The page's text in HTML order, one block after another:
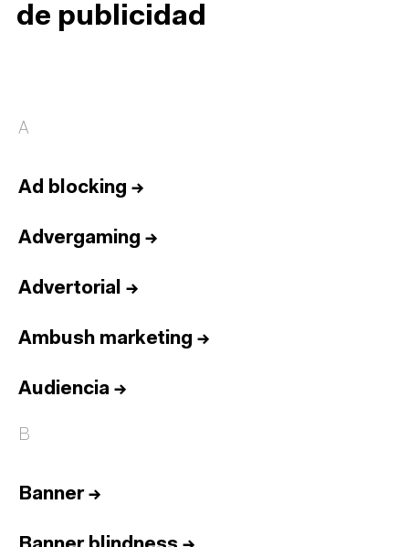
de publicidad
A
Ad blocking →
Advergaming →
Advertorial →
Ambush marketing →
Audiencia →
B
Banner→